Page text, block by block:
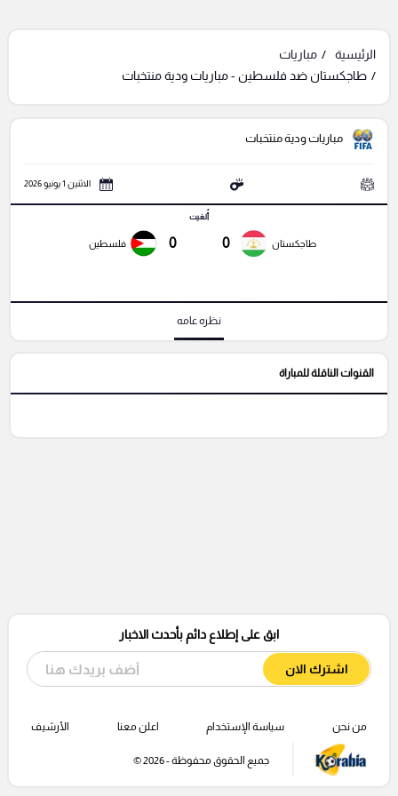
الرئيسية
مباريات
طاجكستان ضد فلسطين - مباريات ودية منتخبات
مباريات ودية منتخبات
الاثنين 1 يونيو 2026
طاجكستان 0
أُلغيت
0 فلسطين
نظره عامه
القنوات الناقلة للمباراة
ابق على إطلاع دائم بأحدث الاخبار
اشترك الان
من نحن سياسة الإستخدام اعلن معنا الأرشيف
جميع الحقوق محفوظة - 2026 ©